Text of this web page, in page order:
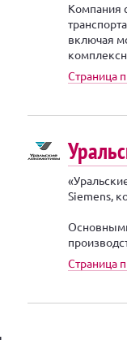
Компания
включая
Страница
Siemens,
Страница